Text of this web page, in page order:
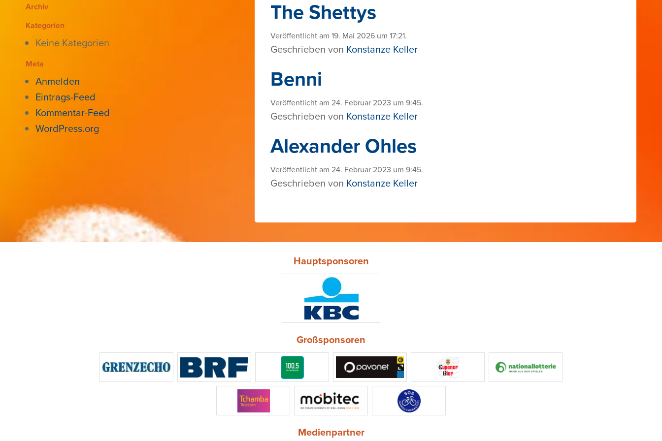
The Shettys
Veröffentlicht am 19. Mai 2026 um 17:21.
Geschrieben von Konstanze Keller
Benni
Veröffentlicht am 24. Februar 2023 um 9:45.
Geschrieben von Konstanze Keller
Alexander Ohles
Veröffentlicht am 24. Februar 2023 um 9:45.
Geschrieben von Konstanze Keller
Archiv
Kategorien
Keine Kategorien
Meta
Anmelden
Eintrags-Feed
Kommentar-Feed
WordPress.org
Hauptsponsoren
Großsponsoren
Medienpartner